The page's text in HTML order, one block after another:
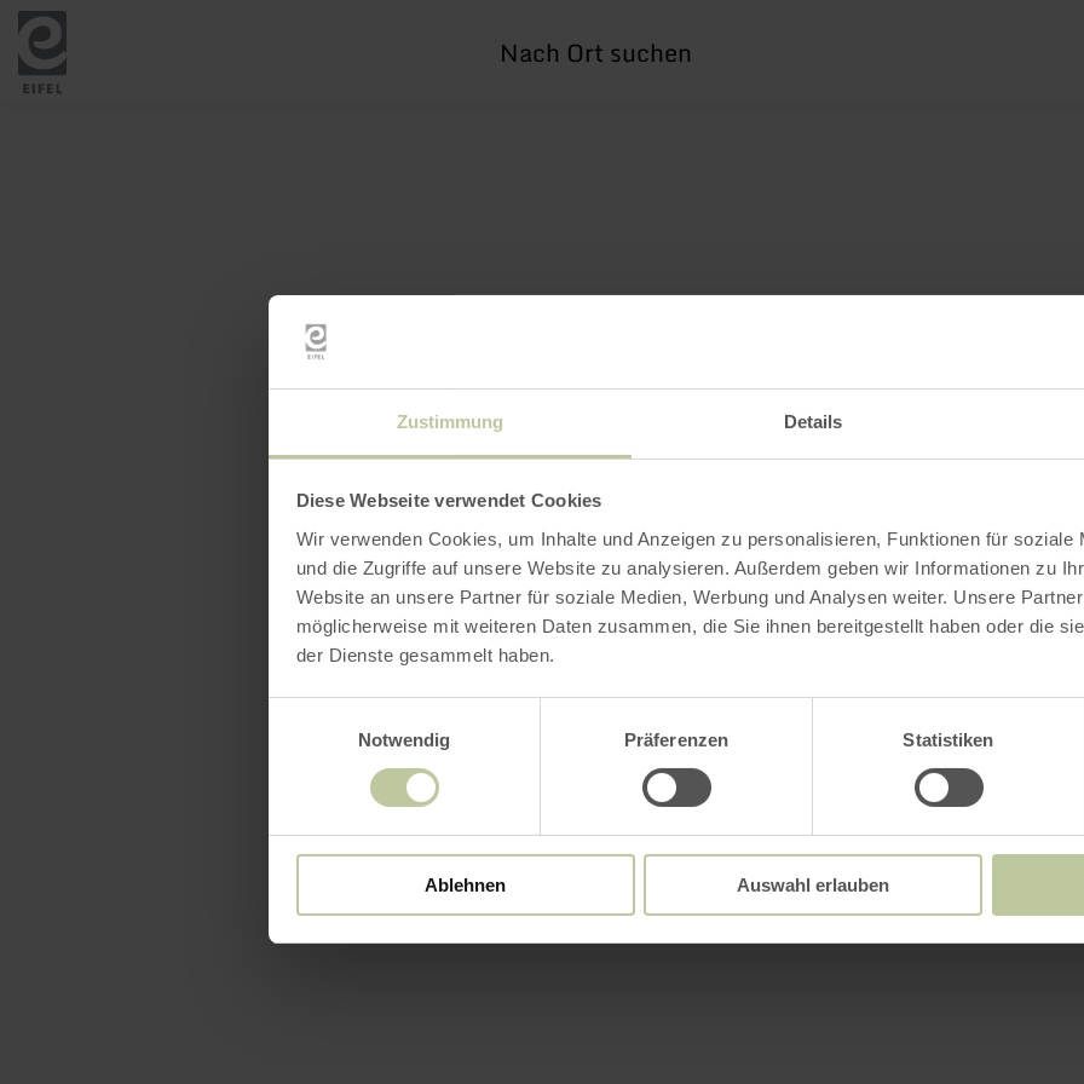
Zustimmung Details
Diese Webseite verwendet Cookies
Wir verwenden Cookies, um Inhalte und Anzeigen zu personalisieren, Funktionen für soziale
und die Zugriffe auf unsere Website zu analysieren. Außerdem geben wir Informationen zu
Website an unsere Partner für soziale Medien, Werbung und Analysen weiter. Unsere
möglicherweise mit weiteren Daten zusammen, die Sie ihnen bereitgestellt haben oder die
der Dienste gesammelt haben.
Notwendig
Präferenzen Statistiken
Ablehnen Auswahl erlauben
suche